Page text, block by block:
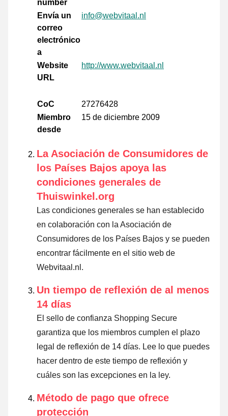
number
Envía un
correo
electrónico
a
info@webvitaal.nl
Website
URL
http://www.webvitaal.nl
CoC
27276428
Miembro
desde
15 de diciembre 2009
La Asociación de Consumidores de
los Países Bajos apoya las
condiciones generales de
Thuiswinkel.org
Las condiciones generales se han establecido
en colaboración con la Asociación de
Consumidores de los Países Bajos y se pueden
encontrar fácilmente en el sitio web de
Webvitaal.nl.
Un tiempo de reflexión de al menos
14 días
El sello de confianza Shopping Secure
garantiza que los miembros cumplen el plazo
legal de reflexión de 14 días. Lee lo que puedes
hacer dentro de este tiempo de reflexión y
cuáles son las excepciones en la ley.
Método de pago que ofrece
protección